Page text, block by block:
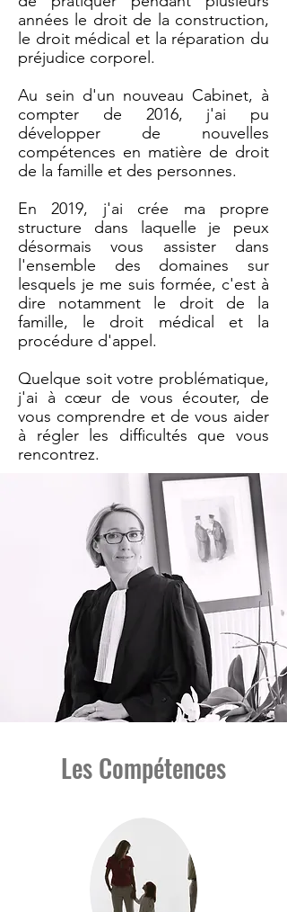
années le droit de la construction,
le droit médical et la réparation du
préjudice corporel.
Au sein d'un nouveau Cabinet, à
compter de 2016, j'ai pu
développer de nouvelles
compétences en matière de droit
de la famille et des personnes.
En 2019, j'ai crée ma propre
structure dans laquelle je peux
désormais vous assister dans
l'ensemble des domaines sur
lesquels je me suis formée, c'est à
dire notamment le droit de la
famille, le droit médical et la
procédure d'appel.
Quelque soit votre problématique,
j'ai à cœur de vous écouter, de
vous comprendre et de vous aider
à régler les difficultés que vous
rencontrez.
Les Compétences